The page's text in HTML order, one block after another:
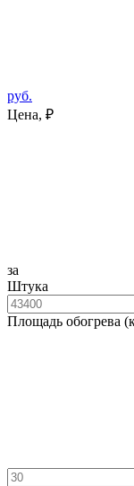
руб.
Цена, ₽
за
Штука
Площадь обогрева